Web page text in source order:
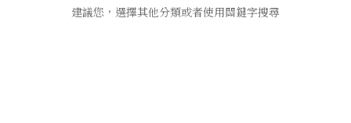
建議您，選擇其他分類或者使用關鍵字搜尋